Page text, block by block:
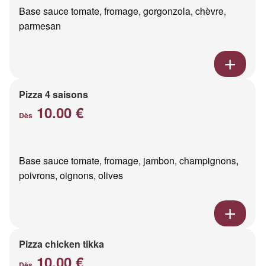
Base sauce tomate, fromage, gorgonzola, chèvre,
parmesan
Pizza 4 saisons
Dès 10.00 €
Base sauce tomate, fromage, jambon, champignons,
poivrons, oignons, olives
Pizza chicken tikka
10.00 €